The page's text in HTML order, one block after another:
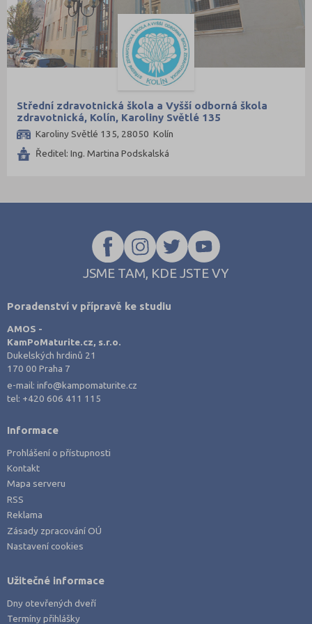
Jablonec nad Nisou (2)
Jičín (2)
Jihlava (5)
Karlovy Vary (3)
Kladno (3)
Klatovy (1)
Kolín (2)
Kutná Hora (2)
Most (1)
Nový Jičín (1)
Nymburk (1)
Olomouc (5)
Opava (1)
Pardubice (2)
Pelhřimov (1)
Písek (4)
Plzeň-město (4)
Praha hlavní město (36)
Praha-východ (1)
Příbram (4)
Střední zdravotnická škola a Vyšší odborná škola
zdravotnická, Kolín, Karoliny Světlé 135
Karoliny Světlé 135, 28050 Kolín
Ředitel: Ing. Martina Podskalská
JSME TAM, KDE JSTE VY
Poradenství v přípravě ke studiu
AMOS -
KamPoMaturite.cz, s.r.o.
Dukelských hrdinů 21
170 00 Praha 7
e-mail:info@kampomaturite.cz
tel: +420 606 411 115
Informace
Prohlášení o přístupnosti
Kontakt
Mapa serveru
RSS
Reklama
Zásady zpracování OÚ
Nastavení cookies
Užitečné informace
Dny otevřených dveří
Termíny přihlášky